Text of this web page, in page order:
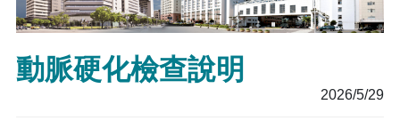
動脈硬化檢查說明
2026/5/29